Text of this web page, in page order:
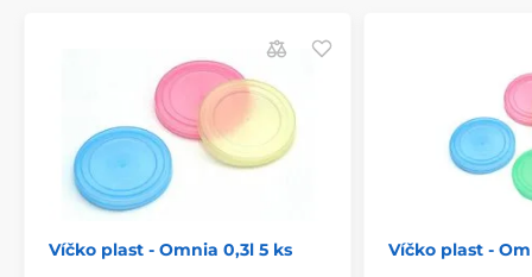
Víčko plast - Omnia 0,3l 5 ks
Víčko plast -